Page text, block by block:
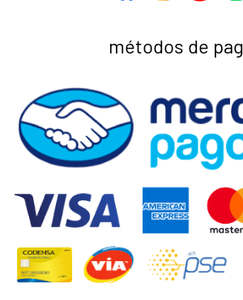
métodos de